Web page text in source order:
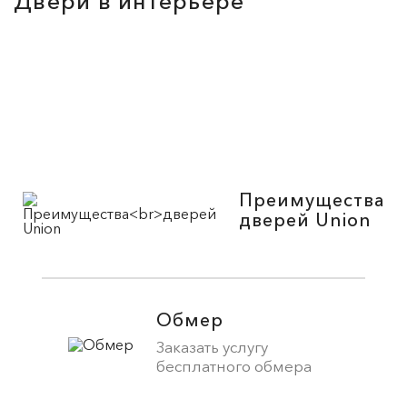
Преимущества
дверей Union
Обмер
Заказать услугу
бесплатного обмера